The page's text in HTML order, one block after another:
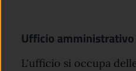
Ufficio amministrativo
L'ufficio si occupa